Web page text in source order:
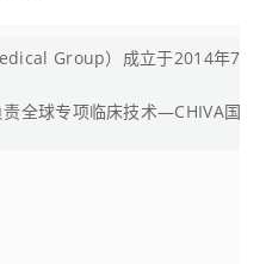
Group）成立于2014年7月
全球专项临床技术—CHIVA国